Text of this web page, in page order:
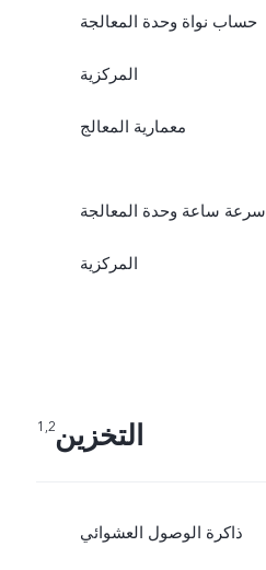
حساب نواة وحدة المعالجة
المركزية
معمارية المعالج
سرعة ساعة وحدة المعالجة
المركزية
التخزين1,2
ذاكرة الوصول العشوائي